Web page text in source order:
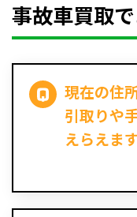
事故車買取
現在の住
引取りや
えらえま